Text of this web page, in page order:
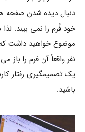
دنبال دیده شدن صفحه
خود فُرم را نمی بیند.
موضوع خواهید داشت که
نفر واقعاً آن فرم را
یک تصمیمگیری رفتار
باشید.